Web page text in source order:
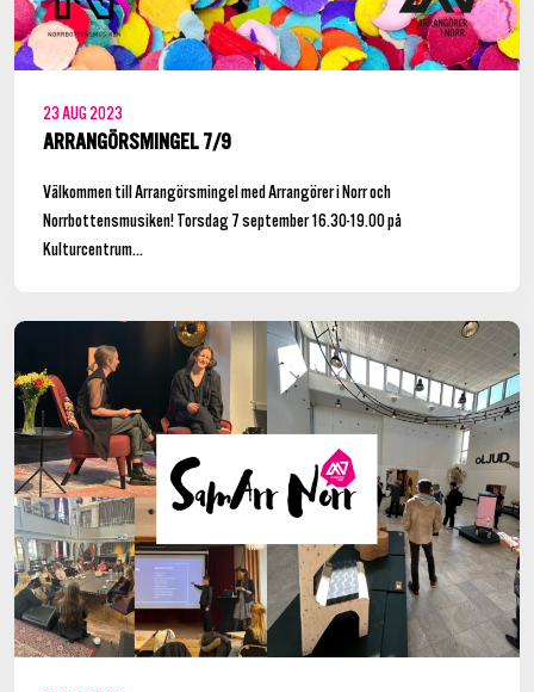
23AUG2023
ARRANGÖRSMINGEL 7/9
Välkommen till Arrangörsmingel med Arrangörer i Norr och
Norrbottensmusiken! Torsdag 7 september 16.30-19.00 på
Kulturcentrum...